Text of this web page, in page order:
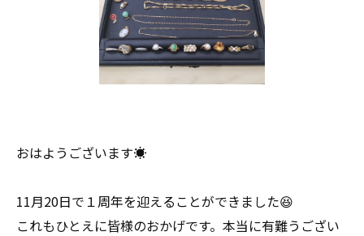
おはようございます☀
11月20日で１周年を迎えることができました😆
これもひとえに皆様のおかげです。本当に有難うござい